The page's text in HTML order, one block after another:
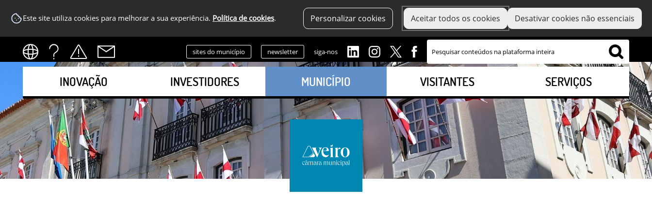
Este site utiliza cookies para melhorar a sua experiência. Política de cookies. Personalizar cookies Aceitar todos os cookies Desativar cookies não essenciais
sites do município newsletter siga-nos
INOVAÇÃO INVESTIDORES MUNICÍPIO VISITANTES SERVIÇOS